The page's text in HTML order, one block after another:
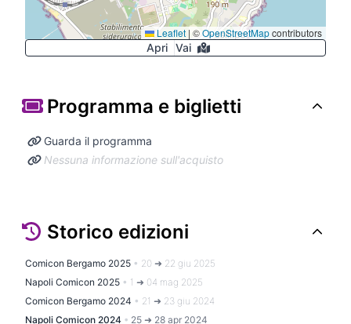
Leaflet | ©OpenStreetMapcontributors
Apri
Vai
Programma e biglietti
Guarda il programma
Nessuna informazione sull'acquisto
Storico edizioni
Comicon Bergamo 2025 • 20 ➜ 22 giu 2025
Napoli Comicon 2025 • 1 ➜ 04 mag 2025
Comicon Bergamo 2024 • 21 ➜ 23 giu 2024
Napoli Comicon 2024 • 25 ➜ 28 apr 2024